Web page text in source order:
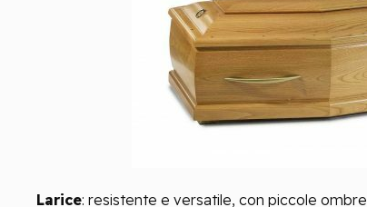
Larice: resistente e versatile, con piccole ombre